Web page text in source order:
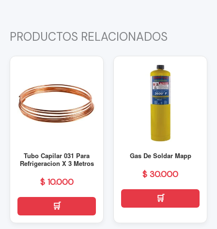
PRODUCTOS RELACIONADOS
Tubo Capilar 031 Para
Refrigeracion X 3 Metros
$10.000
Gas De Soldar Mapp
$ 30.000